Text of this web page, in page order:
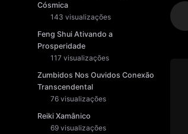
Cósmica
143 visualizações
Feng Shui Ativando a
Prosperidade
117 visualizações
Zumbidos Nos Ouvidos Conexão
Transcendental
76 visualizações
Reiki Xamânico
69 visualizações